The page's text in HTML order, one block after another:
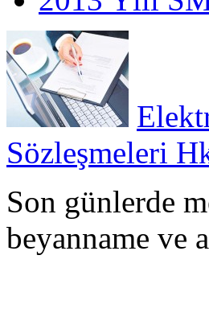
Sözleşmeleri
Son günlerde
beyanname ve